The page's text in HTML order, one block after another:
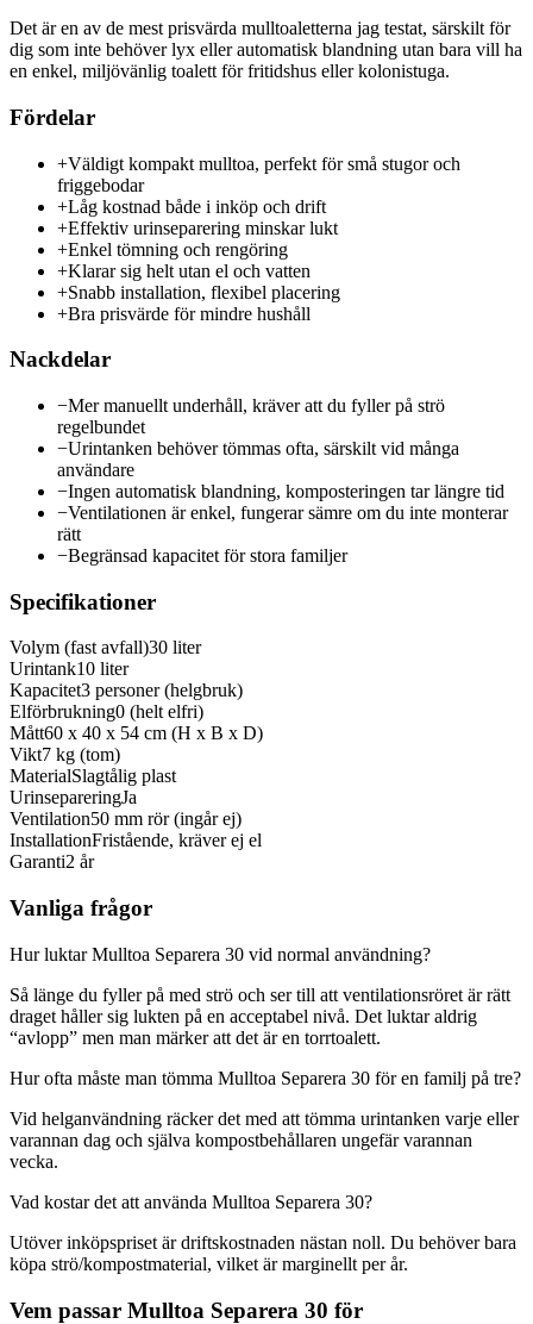
Det är en av de mest prisvärda mulltoaletterna jag testat, särskilt för
dig som inte behöver lyx eller automatisk blandning utan bara vill ha
en enkel, miljövänlig toalett för fritidshus eller kolonistuga.
Fördelar
+Väldigt kompakt mulltoa, perfekt för små stugor och
friggebodar
+Låg kostnad både i inköp och drift
+Effektiv urinseparering minskar lukt
+Enkel tömning och rengöring
+Klarar sig helt utan el och vatten
+Snabb installation, flexibel placering
+Bra prisvärde för mindre hushåll
Nackdelar
−Mer manuellt underhåll, kräver att du fyller på strö
regelbundet
−Urintanken behöver tömmas ofta, särskilt vid många
användare
−Ingen automatisk blandning, komposteringen tar längre tid
−Ventilationen är enkel, fungerar sämre om du inte monterar
rätt
−Begränsad kapacitet för stora familjer
Specifikationer
Volym (fast avfall)30 liter
Urintank10 liter
Kapacitet3 personer (helgbruk)
Elförbrukning0 (helt elfri)
Mått60 x 40 x 54 cm (H x B x D)
Vikt7 kg (tom)
MaterialSlagtålig plast
UrinsepareringJa
Ventilation50 mm rör (ingår ej)
InstallationFristående, kräver ej el
Garanti2 år
Vanliga frågor
Hur luktar Mulltoa Separera 30 vid normal användning?
Så länge du fyller på med strö och ser till att ventilationsröret är rätt
draget håller sig lukten på en acceptabel nivå. Det luktar aldrig
“avlopp” men man märker att det är en torrtoalett.
Hur ofta måste man tömma Mulltoa Separera 30 för en familj på tre?
Vid helganvändning räcker det med att tömma urintanken varje eller
varannan dag och själva kompostbehållaren ungefär varannan
vecka.
Vad kostar det att använda Mulltoa Separera 30?
Utöver inköpspriset är driftskostnaden nästan noll. Du behöver bara
köpa strö/kompostmaterial, vilket är marginellt per år.
Vem passar Mulltoa Separera 30 för